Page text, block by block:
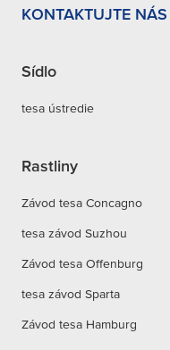
KONTAKTUJTE NÁS
Sídlo
tesa ústredie
Rastliny
Závod tesa Concagno
tesa závod Suzhou
Závod tesa Offenburg
tesa závod Sparta
Závod tesa Hamburg